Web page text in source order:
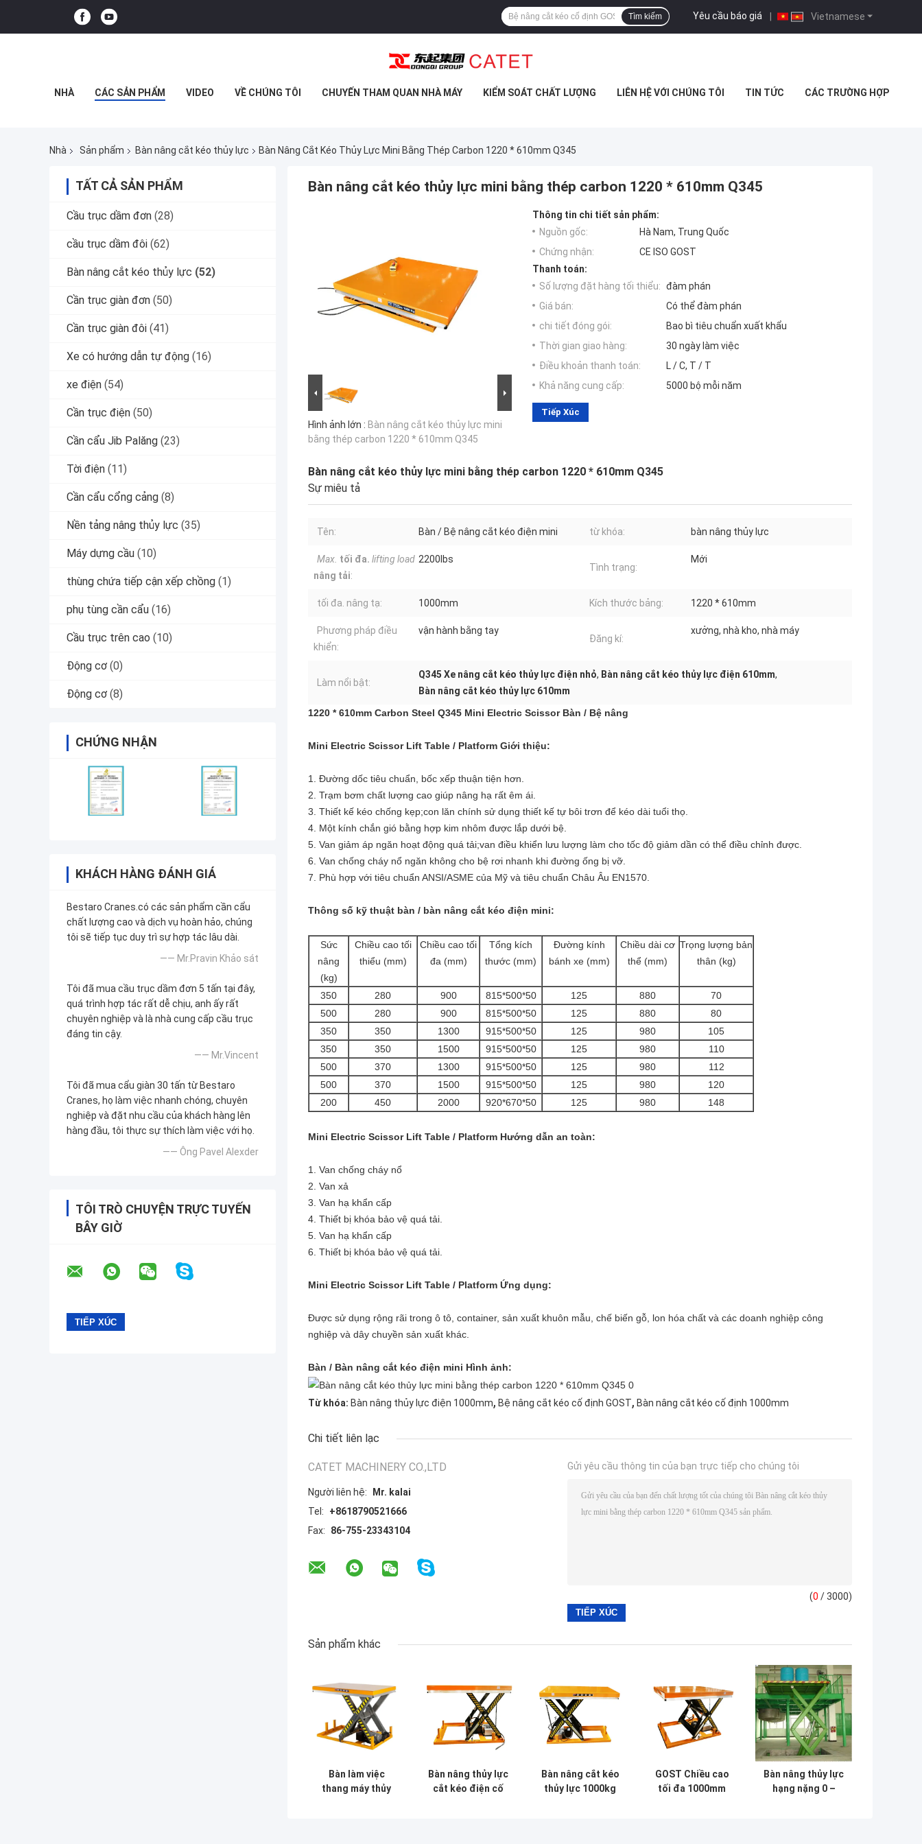
Vietnamese
Yêu cầu báo giá |
Tìm kiếm
NHÀ CÁC SẢN PHẨM VIDEO VỀ CHÚNG TÔI CHUYẾN THAM QUAN NHÀ MÁY KIỂM SOÁT CHẤT LƯỢNG LIÊN HỆ VỚI CHÚNG TÔI TIN TỨC CÁC TRƯỜNG HỢP
Nhà Sản phẩm Bàn nâng cắt kéo thủy lực Bàn Nâng Cắt Kéo Thủy Lực Mini Bằng Thép Carbon 1220 * 610mm Q345
TẤT CẢ SẢN PHẨM
Cầu trục dầm đơn (28)
cầu trục dầm đôi (62)
Bàn nâng cắt kéo thủy lực (52)
Cần trục giàn đơn (50)
Cần trục giàn đôi (41)
Xe có hướng dẫn tự động (16)
xe điện (54)
Cần trục điện (50)
Cần cẩu Jib Palăng (23)
Tời điện (11)
Cần cẩu cổng cảng (8)
Nền tảng nâng thủy lực (35)
Máy dựng cầu (10)
thùng chứa tiếp cận xếp chồng (1)
phụ tùng cần cẩu (16)
Cầu trục trên cao (10)
Động cơ (0)
Động cơ (8)
CHỨNG NHẬN
KHÁCH HÀNG ĐÁNH GIÁ
Bestaro Cranes.có các sản phẩm cần cẩu
chất lượng cao và dịch vụ hoàn hảo, chúng
tôi sẽ tiếp tục duy trì sự hợp tác lâu dài.
—— Mr.Pravin Khảo sát
Tôi đã mua cầu trục dầm đơn 5 tấn tại đây,
quá trình hợp tác rất dễ chịu, anh ấy rất
chuyên nghiệp và là nhà cung cấp cầu trục
đáng tin cậy.
—— Mr.Vincent
Tôi đã mua cẩu giàn 30 tấn từ Bestaro
Cranes, họ làm việc nhanh chóng, chuyên
nghiệp và đặt nhu cầu của khách hàng lên
hàng đầu, tôi thực sự thích làm việc với họ.
—— Ông Pavel Alexder
TÔI TRÒ CHUYỆN TRỰC TUYẾN
BÂY GIỜ
Bàn nâng cắt kéo thủy lực mini bằng thép carbon 1220 * 610mm Q345
Hình ảnh lớn : Bàn nâng cắt kéo thủy lực mini
bằng thép carbon 1220 * 610mm Q345
Thông tin chi tiết sản phẩm:
Nguồn gốc:
Hà Nam, Trung Quốc
Chứng nhận:
CE ISO GOST
Thanh toán:
Số lượng đặt hàng tối thiểu: đàm phán
Giá bán:
Có thể đàm phán
chi tiết đóng gói:
Bao bì tiêu chuẩn xuất khẩu
Thời gian giao hàng:
30 ngày làm việc
Điều khoản thanh toán:
L / C, T / T
Khả năng cung cấp:
5000 bộ mỗi năm
Tiếp Xúc
Bàn nâng cắt kéo thủy lực mini bằng thép carbon 1220 * 610mm Q345
Sự miêu tả
Tên: Bàn / Bệ nâng cắt kéo điện mini từ khóa: bàn nâng thủy lực
Max. tối đa. lifting load
nâng tải:
2200lbs
Tình trạng:
Mới
tối đa. nâng tạ: 1000mm Kích thước bảng: 1220 * 610mm
Phương pháp điều
khiển:
vận hành bằng tay
Đăng kí:
xưởng, nhà kho, nhà máy
Làm nổi bật:
Q345 Xe nâng cắt kéo thủy lực điện nhỏ, Bàn nâng cắt kéo thủy lực điện 610mm,
Bàn nâng cắt kéo thủy lực 610mm
1220 * 610mm Carbon Steel Q345 Mini Electric Scissor Bàn / Bệ nâng
Mini Electric Scissor Lift Table / Platform Giới thiệu:
1. Đường dốc tiêu chuẩn, bốc xếp thuận tiện hơn.
2. Trạm bơm chất lượng cao giúp nâng hạ rất êm ái.
3. Thiết kế kéo chống kẹp;con lăn chính sử dụng thiết kế tự bôi trơn để kéo dài tuổi thọ.
4. Một kính chắn gió bằng hợp kim nhôm được lắp dưới bệ.
5. Van giảm áp ngăn hoạt động quá tải;van điều khiển lưu lượng làm cho tốc độ giảm dần có thể điều chỉnh được.
6. Van chống cháy nổ ngăn không cho bệ rơi nhanh khi đường ống bị vỡ.
7. Phù hợp với tiêu chuẩn ANSI/ASME của Mỹ và tiêu chuẩn Châu Âu EN1570.
Thông số kỹ thuật bàn / bàn nâng cắt kéo điện mini:
Sức
nâng
(kg)
Chiều cao tối
thiểu (mm)
Chiều cao tối
đa (mm)
Tổng kích
thước (mm)
Đường kính
bánh xe (mm)
Chiều dài cơ
thể (mm)
Trọng lượng bản
thân (kg)
350 280 900 815*500*50 125 880
70
500
280 900 815*500*50 125 880
80
350
350 1300 915*500*50 125 980
105
350
350 1500 915*500*50 125 980
110
500
370 1300 915*500*50 125 980
112
500
370 1500 915*500*50 125 980
120
200
450 2000 920*670*50 125 980 148
Mini Electric Scissor Lift Table / Platform Hướng dẫn an toàn:
1. Van chống cháy nổ
2. Van xả
3. Van hạ khẩn cấp
4. Thiết bị khóa bảo vệ quá tải.
5. Van hạ khẩn cấp
6. Thiết bị khóa bảo vệ quá tải.
Mini Electric Scissor Lift Table / Platform Ứng dụng:
Được sử dụng rộng rãi trong ô tô, container, sản xuất khuôn mẫu, chế biến gỗ, lon hóa chất và các doanh nghiệp công
nghiệp và dây chuyền sản xuất khác.
Bàn / Bàn nâng cắt kéo điện mini Hình ảnh:
Từ khóa: Bàn nâng thủy lực điện 1000mm, Bệ nâng cắt kéo cố định GOST, Bàn nâng cắt kéo cố định 1000mm
Chi tiết liên lạc
CATET MACHINERY CO.,LTD
Người liên hệ:
Mr. kalai
Tel:
+8618790521666
Fax:
86-755-23343104
Gửi yêu cầu thông tin của bạn trực tiếp cho chúng tôi
(0 / 3000)
Sản phẩm khác
Bàn làm việc
thang máy thủy
Bàn nâng thủy lực
cắt kéo điện cố
Bàn nâng cắt kéo
thủy lực 1000kg
GOST Chiều cao
tối đa 1000mm
Bàn nâng thủy lực
hạng nặng 0 –